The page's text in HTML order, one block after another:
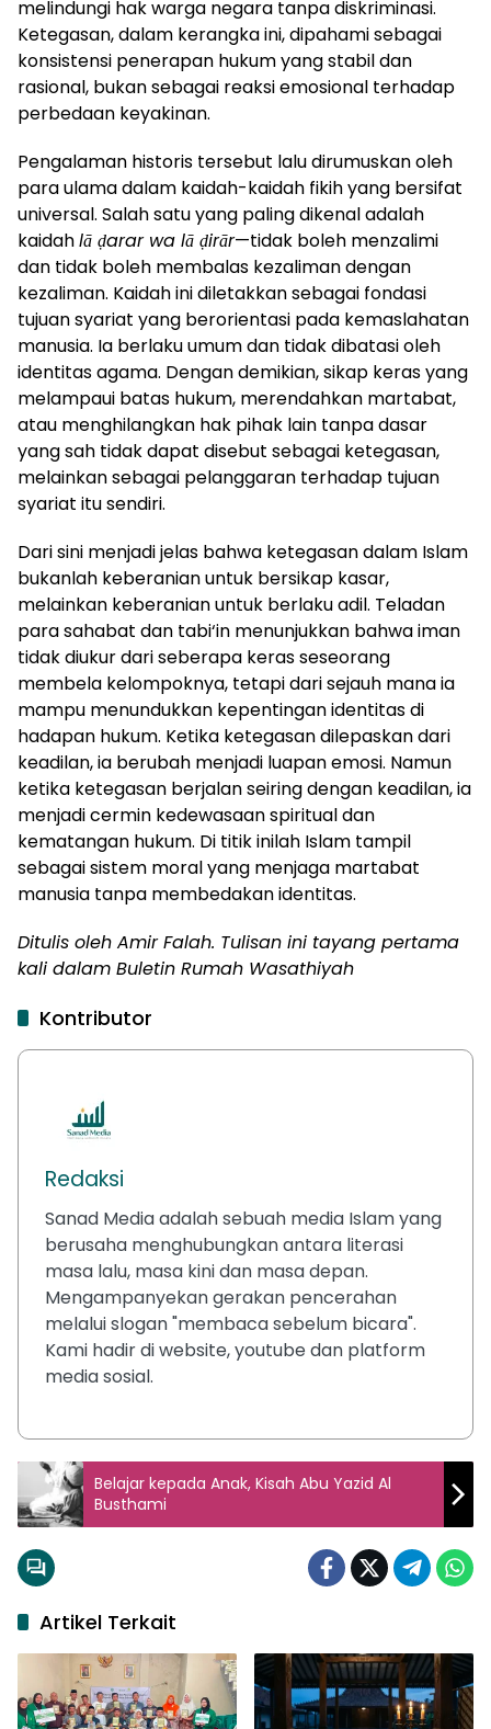
melindungi hak warga negara tanpa diskriminasi.
Ketegasan, dalam kerangka ini, dipahami sebagai
konsistensi penerapan hukum yang stabil dan
rasional, bukan sebagai reaksi emosional terhadap
perbedaan keyakinan.
Pengalaman historis tersebut lalu dirumuskan oleh
para ulama dalam kaidah-kaidah fikih yang bersifat
universal. Salah satu yang paling dikenal adalah
kaidahlā ḍarar wa lā ḍirār—tidak boleh menzalimi
dan tidak boleh membalas kezaliman dengan
kezaliman. Kaidah ini diletakkan sebagai fondasi
tujuan syariat yang berorientasi pada kemaslahatan
manusia. Ia berlaku umum dan tidak dibatasi oleh
identitas agama. Dengan demikian, sikap keras yang
melampaui batas hukum, merendahkan martabat,
atau menghilangkan hak pihak lain tanpa dasar
yang sah tidak dapat disebut sebagai ketegasan,
melainkan sebagai pelanggaran terhadap tujuan
syariat itu sendiri.
Dari sini menjadi jelas bahwa ketegasan dalam Islam
bukanlah keberanian untuk bersikap kasar,
melainkan keberanian untuk berlaku adil. Teladan
para sahabat dan tabi‘in menunjukkan bahwa iman
tidak diukur dari seberapa keras seseorang
membela kelompoknya, tetapi dari sejauh mana ia
mampu menundukkan kepentingan identitas di
hadapan hukum. Ketika ketegasan dilepaskan dari
keadilan, ia berubah menjadi luapan emosi. Namun
ketika ketegasan berjalan seiring dengan keadilan, ia
menjadi cermin kedewasaan spiritual dan
kematangan hukum. Di titik inilah Islam tampil
sebagai sistem moral yang menjaga martabat
manusia tanpa membedakan identitas.
Ditulis oleh Amir Falah. Tulisan ini tayang pertama
kali dalam Buletin Rumah Wasathiyah
Kontributor
Redaksi
Sanad Media adalah sebuah media Islam yang
berusaha menghubungkan antara literasi
masa lalu, masa kini dan masa depan.
Mengampanyekan gerakan pencerahan
melalui slogan "membaca sebelum bicara".
Kami hadir di website, youtube dan platform
media sosial.
Belajar kepada Anak, Kisah Abu Yazid Al
Busthami
Artikel Terkait